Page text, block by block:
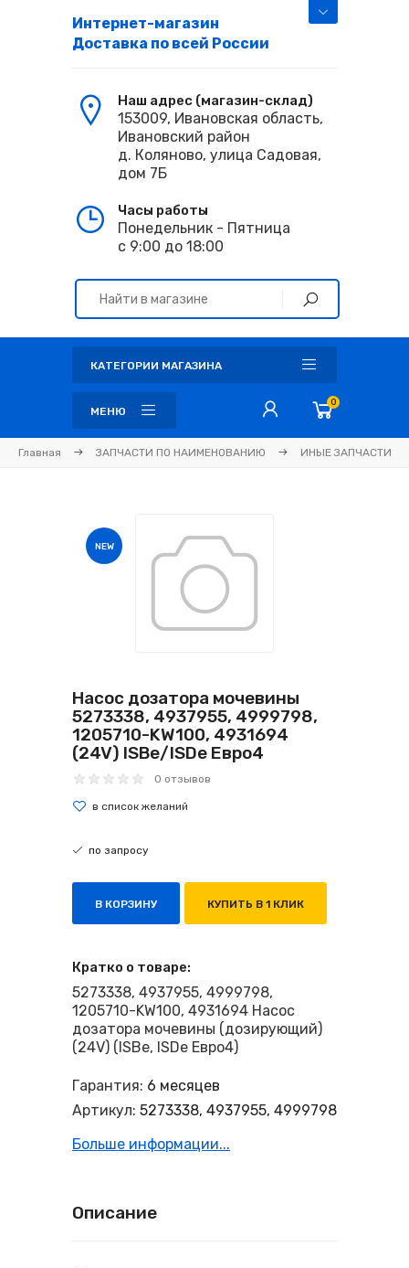
Интернет-магазин
Доставка по всей России
Наш адрес (магазин-склад)
153009, Ивановская область,
Ивановский район
д. Коляново, улица Садовая,
дом 7Б
Часы работы
Понедельник - Пятница
с 9:00 до 18:00
КАТЕГОРИИ МАГАЗИНА
МЕНЮ
0
Главная ЗАПЧАСТИ ПО НАИМЕНОВАНИЮ ИНЫЕ ЗАПЧАСТИ
NEW
Насос дозатора мочевины
5273338, 4937955, 4999798,
1205710-KW100, 4931694
(24V) ISBe/ISDe Евро4
0 отзывов
по запросу
В КОРЗИНУ КУПИТЬ В 1 КЛИК
Кратко о товаре:
5273338, 4937955, 4999798,
1205710-KW100, 4931694 Насос
дозатора мочевины (дозирующий)
(24V) (ISBe, ISDe Евро4)
Гарантия: 6 месяцев
Артикул: 5273338, 4937955, 4999798
Больше информации...
Описание